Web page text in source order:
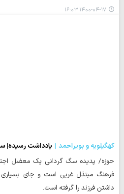
۱۴۰۰-۰۴-۱۷ ۱۶:۰۳
کهگیلویه و بویراحمد
یادداشت رسیده|
حوزه/ پدیده سگ گردانی یک معضل
فرهنگ مبتذل غربی است و جای بسیاری
داشتن فرزند را گرفته است.